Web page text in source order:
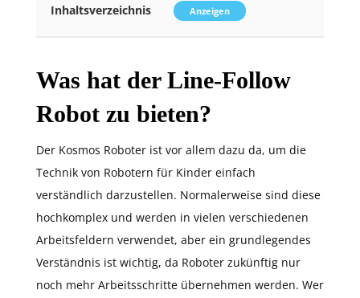
Inhaltsverzeichnis Anzeigen
Was hat der Line-Follow
Robot zu bieten?
Der Kosmos Roboter ist vor allem dazu da, um die
Technik von Robotern für Kinder einfach
verständlich darzustellen. Normalerweise sind diese
hochkomplex und werden in vielen verschiedenen
Arbeitsfeldern verwendet, aber ein grundlegendes
Verständnis ist wichtig, da Roboter zukünftig nur
noch mehr Arbeitsschritte übernehmen werden. Wer